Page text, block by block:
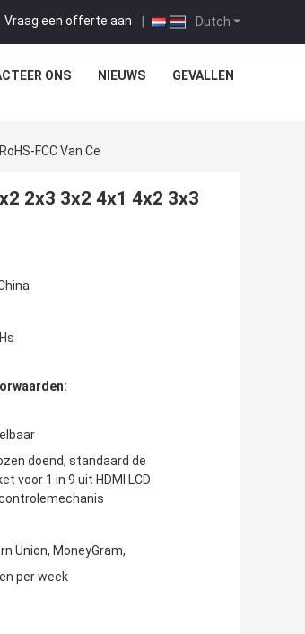
Dutch
Vraag een offerte aan |
ONS NIEUWS GEVALLEN
FCC Van Ce
2x3 3x2 4x1 4x2 3x3
doend, standaard de
voor 1 in 9 uit HDMI LCD
Union, MoneyGram,
per week